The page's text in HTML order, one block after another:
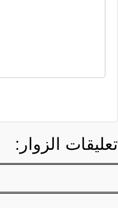
تعليقات الزوار: